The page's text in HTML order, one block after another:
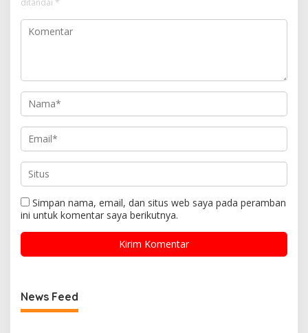
ditandai *
Simpan nama, email, dan situs web saya pada peramban
ini untuk komentar saya berikutnya.
News Feed